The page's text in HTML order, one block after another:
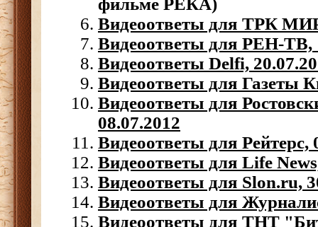
фильме РЕКА)
Видеоответы для ТРК
Видеоответы для РЕН-ТВ,
Видеоответы Delfi,
Видеоответы для Газеты
Видеоответы для
08.07.2012
Видеоответы для Рейтерс,
Видеоответы для Life
Видеоответы для Slon.ru,
Видеоответы для
Видеоответы для ТНТ